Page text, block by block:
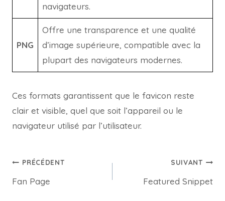
navigateurs.
PNG
Offre une transparence et une qualité
d’image supérieure, compatible avec la
plupart des navigateurs modernes.
Ces formats garantissent que le favicon reste
clair et visible, quel que soit l’appareil ou le
navigateur utilisé par l’utilisateur.
PRÉCÉDENT
Fan Page
SUIVANT
Featured Snippet